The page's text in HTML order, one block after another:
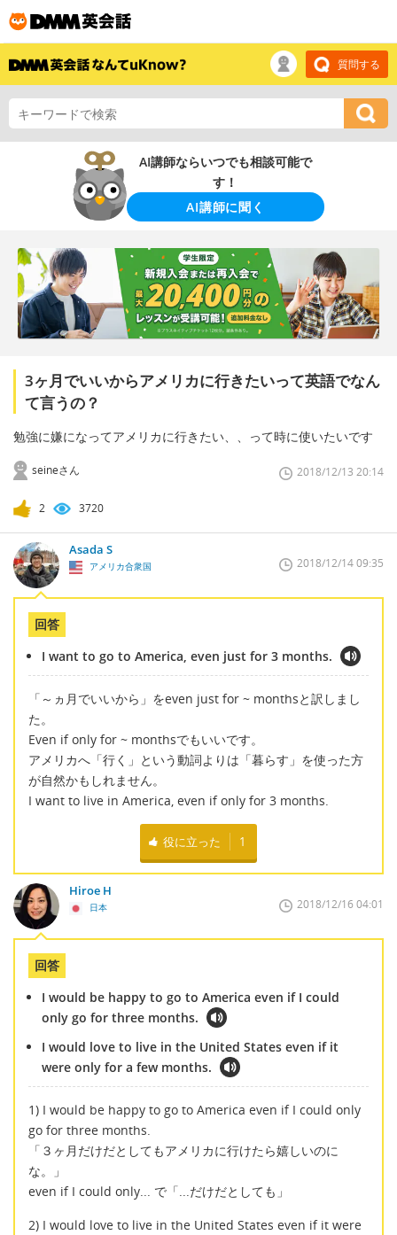
質問する
AI講師ならいつでも相談可能で
す！
AI講師に聞く
3ヶ月でいいからアメリカに行きたいって英語でなん
て言うの？
勉強に嫌になってアメリカに行きたい、、って時に使いたいです
seineさん 2018/12/13 20:14
2 3720
Asada S
アメリカ合衆国 2018/12/14 09:35
回答
I want to go to America, even just for 3 months.
「～ヵ月でいいから」をeven just for ~ monthsと訳しまし
た。
Even if only for ~ monthsでもいいです。
アメリカへ「行く」という動詞よりは「暮らす」を使った方
が自然かもしれません。
I want to live in America, even if only for 3 months.
役に立った 1
Hiroe H
日本 2018/12/16 04:01
回答
I would be happy to go to America even if I could
only go for three months.
I would love to live in the United States even if it
were only for a few months.
1) I would be happy to go to America even if I could only
go for three months.
「３ヶ月だけだとしてもアメリカに行けたら嬉しいのに
な。」
even if I could only... で「...だけだとしても」
2) I would love to live in the United States even if it were